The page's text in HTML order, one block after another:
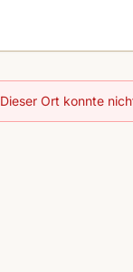
Dieser Ort konnte